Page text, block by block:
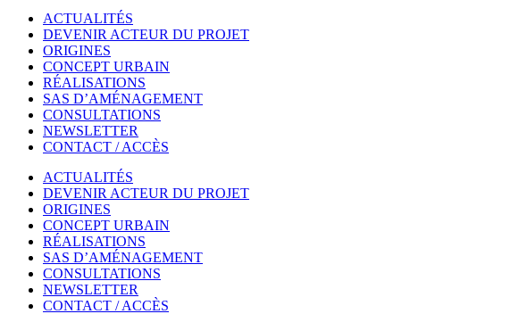
ACTUALITÉS
DEVENIR ACTEUR DU PROJET
ORIGINES
CONCEPT URBAIN
RÉALISATIONS
SAS D’AMÉNAGEMENT
CONSULTATIONS
NEWSLETTER
CONTACT / ACCÈS
ACTUALITÉS
DEVENIR ACTEUR DU PROJET
ORIGINES
CONCEPT URBAIN
RÉALISATIONS
SAS D’AMÉNAGEMENT
CONSULTATIONS
NEWSLETTER
CONTACT / ACCÈS